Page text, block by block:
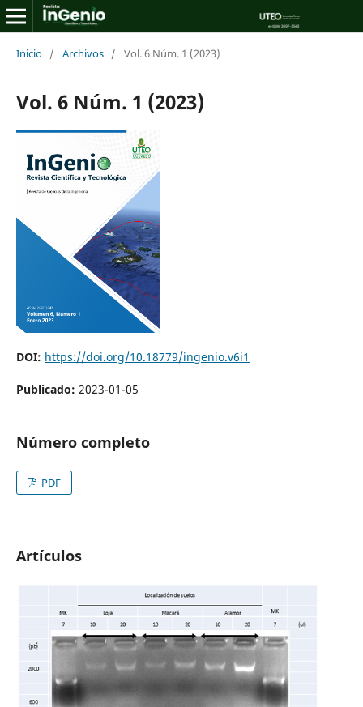
Inicio / Archivos / Vol. 6 Núm. 1 (2023)
Vol. 6 Núm. 1 (2023)
DOI: https://doi.org/10.18779/ingenio.v6i1
Publicado: 2023-01-05
Número completo
PDF
Artículos